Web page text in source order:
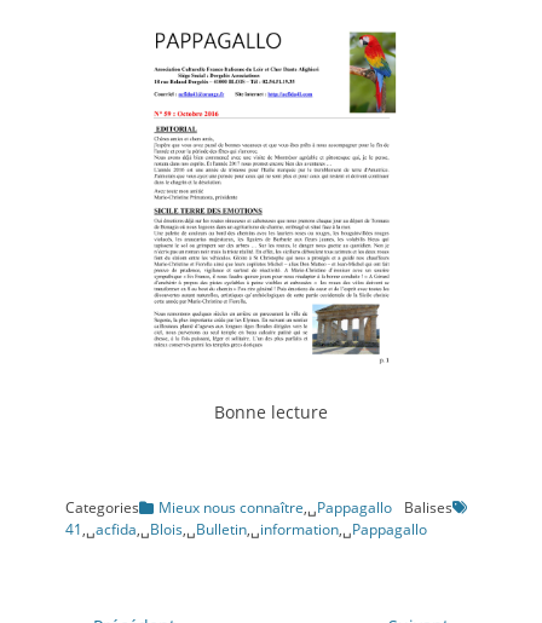
Bonne lecture
Categories Mieux nous connaître,␣Pappagallo
Balises
41,␣acfida,␣Blois,␣Bulletin,␣information,␣Pappagallo